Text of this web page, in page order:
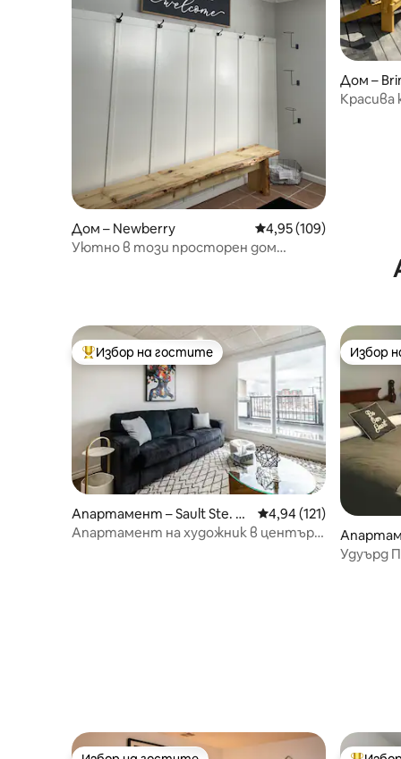
Дом – Newberry Средна оценка: 4,95
4,95 (109)
Уютно в този просторен дом
Дом –
Красива
Най-популярен избор на гостите
Избор на гостите
Апартамент – Sault Ste. M
arie
Средна оценка: 4,94
4,94 (121)
Апартамент на художник в центъра
Избор
Избор
arie
Удуърд